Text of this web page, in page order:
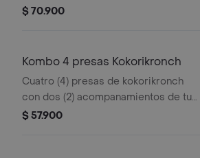
eleccion y 4 und de miel
$ 70.900
Kombo 4 presas Kokorikronch
Cuatro (4) presas de kokorikronch
con dos (2) acompanamientos de tu
eleccion y una (1) Coca Cola 400 ml y
$ 57.900